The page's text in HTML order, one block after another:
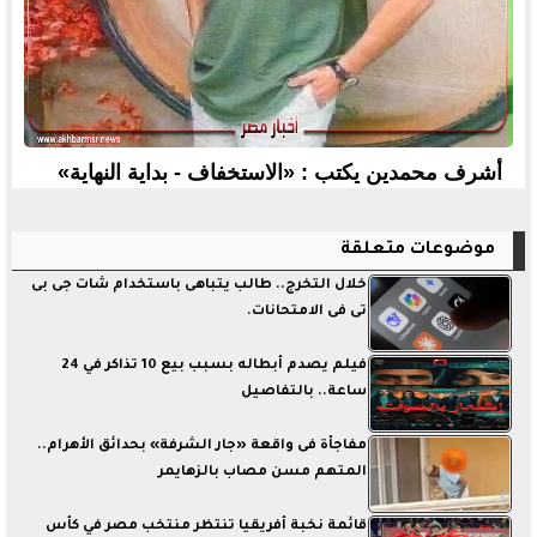
أشرف محمدين يكتب : «الاستخفاف - بداية النهاية»
موضوعات متعلقة
خلال التخرج.. طالب يتباهى باستخدام شات جى بى
تى فى الامتحانات.
فيلم يصدم أبطاله بسبب بيع 10 تذاكر في 24
ساعة.. بالتفاصيل
مفاجأة فى واقعة «جار الشرفة» بحدائق الأهرام..
المتهم مسن مصاب بالزهايمر
قائمة نخبة أفريقيا تنتظر منتخب مصر في كأس